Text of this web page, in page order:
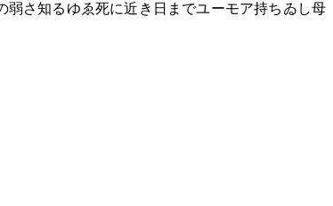
弱さ知るゆゑ死に近き日までユーモア持ちゐし母